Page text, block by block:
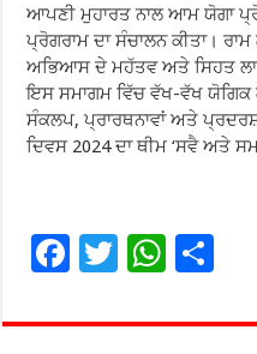
ਆਪਣੀ ਮੁਹਾਰਤ ਨਾਲ ਆਮ ਯੋਗਾ
ਪ੍ਰੋਗਰਾਮ ਦਾ ਸੰਚਾਲਨ ਕੀਤਾ।
ਅਭਿਆਸ ਦੇ ਮਹੱਤਵ ਅਤੇ ਸਿਹਤ
ਇਸ ਸਮਾਗਮ ਵਿੱਚ ਵੱਖ-ਵੱਖ
ਸੰਕਲਪ, ਪ੍ਰਾਰਥਨਾਵਾਂ ਅਤੇ
ਦਿਵਸ 2024 ਦਾ ਥੀਮ ‘ਸਵੈ ਅਤੇ
F
e
T
tt
W
at ar